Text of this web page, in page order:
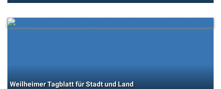
Weilheimer Tagblatt für Stadt und Land